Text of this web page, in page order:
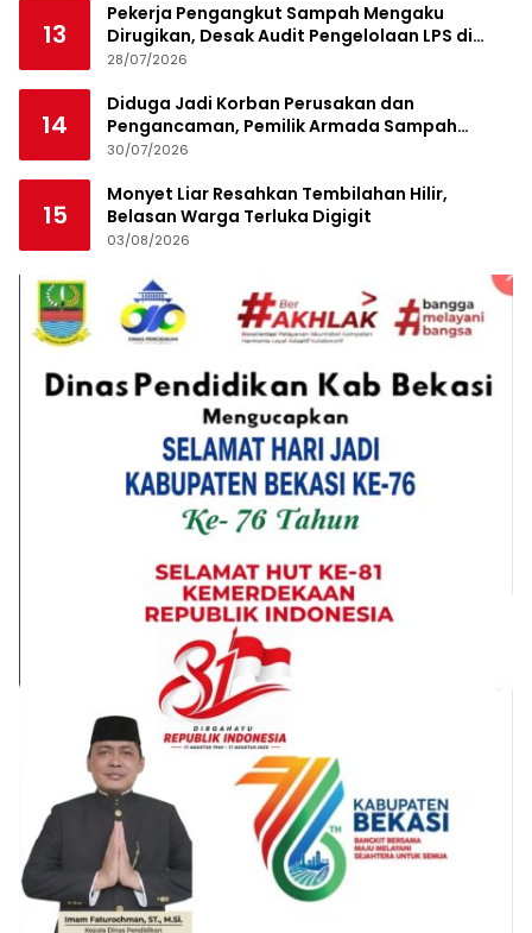
13
Pekerja Pengangkut Sampah Mengaku
Dirugikan, Desak Audit Pengelolaan LPS di
Pekanbaru
28/07/2026
14
Diduga Jadi Korban Perusakan dan
Pengancaman, Pemilik Armada Sampah
Siapkan Laporan Polisi
30/07/2026
15
Monyet Liar Resahkan Tembilahan Hilir,
Belasan Warga Terluka Digigit
03/08/2026